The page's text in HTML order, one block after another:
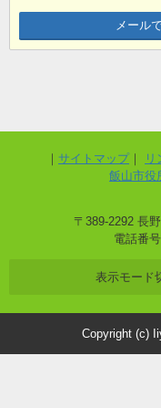
メール
サイトマップ リ
飯山市役
〒389-2292 長
電話番
表示モード
Copyright (c)